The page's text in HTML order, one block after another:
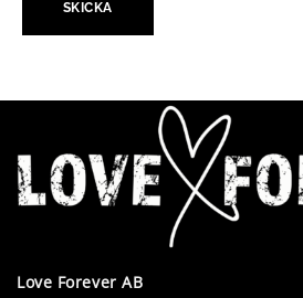
Love Forever AB